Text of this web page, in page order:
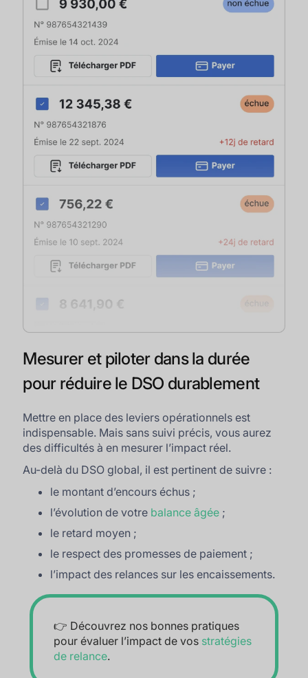
Mesurer et piloter dans la durée
pour réduire le DSO durablement
Mettre en place des leviers opérationnels est
indispensable. Mais sans suivi précis, vous aurez
des difficultés à en mesurer l’impact réel.
Au-delà du DSO global, il est pertinent de suivre :
le montant d’encours échus ;
l’évolution de votre balance âgée ;
le retard moyen ;
le respect des promesses de paiement ;
l’impact des relances sur les encaissements.
👉 Découvrez nos bonnes pratiques
pour évaluer l’impact de vos stratégies
de relance.